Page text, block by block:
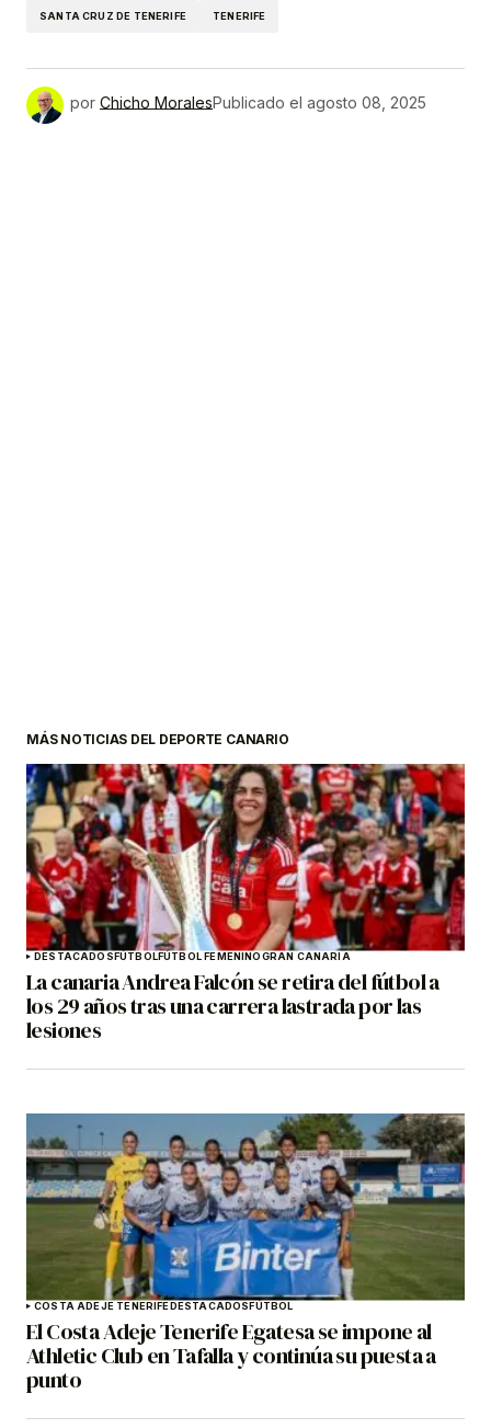
SANTA CRUZ DE TENERIFE TENERIFE
por Chicho MoralesPublicado el agosto 08, 2025
MÁS NOTICIAS DEL DEPORTE CANARIO
DESTACADOSFÚTBOLFÚTBOL FEMENINOGRAN CANARIA
La canaria Andrea Falcón se retira del fútbol a
los 29 años tras una carrera lastrada por las
lesiones
COSTA ADEJE TENERIFEDESTACADOSFÚTBOL
El Costa Adeje Tenerife Egatesa se impone al
Athletic Club en Tafalla y continúa su puesta a
punto